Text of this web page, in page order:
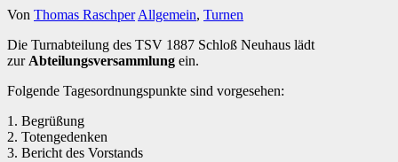
Von Thomas Raschper Allgemein, Turnen
Die Turnabteilung des TSV 1887 Schloß Neuhaus lädt
zur Abteilungsversammlung ein.
Folgende Tagesordnungspunkte sind vorgesehen:
1. Begrüßung
2. Totengedenken
3. Bericht des Vorstands